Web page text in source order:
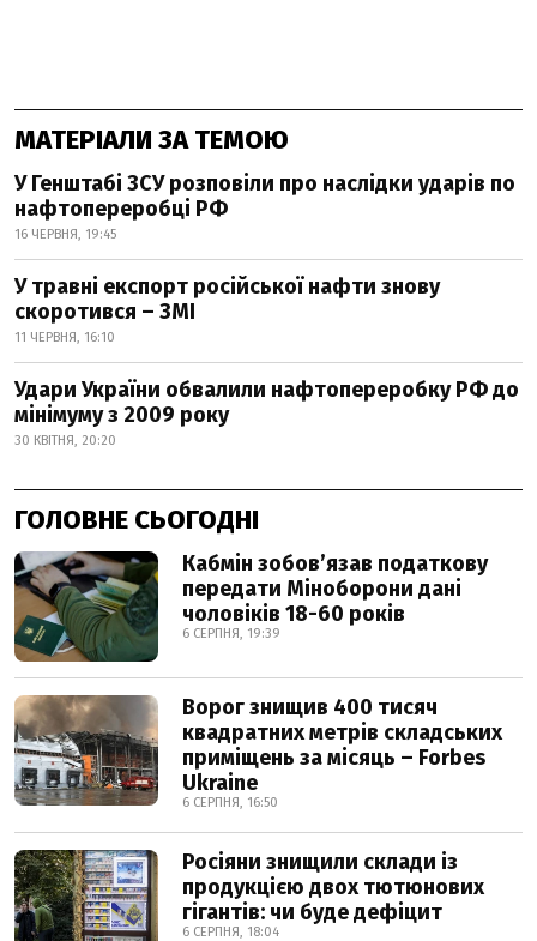
МАТЕРІАЛИ ЗА ТЕМОЮ
У Генштабі ЗСУ розповіли про наслідки ударів по
нафтопереробці РФ
16 ЧЕРВНЯ, 19:45
У травні експорт російської нафти знову
скоротився – ЗМІ
11 ЧЕРВНЯ, 16:10
Удари України обвалили нафтопереробку РФ до
мінімуму з 2009 року
30 КВІТНЯ, 20:20
ГОЛОВНЕ СЬОГОДНІ
Кабмін зобовʼязав податкову
передати Міноборони дані
чоловіків 18-60 років
6 СЕРПНЯ, 19:39
Ворог знищив 400 тисяч
квадратних метрів складських
приміщень за місяць – Forbes
Ukraine
6 СЕРПНЯ, 16:50
Росіяни знищили склади із
продукцією двох тютюнових
гігантів: чи буде дефіцит
6 СЕРПНЯ, 18:04